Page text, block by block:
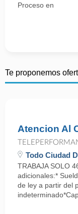
Proceso en
Te proponemos
Atencion Al
Todo Ciudad
TRABAJA SOLO
adicionales:*
de ley a partir del